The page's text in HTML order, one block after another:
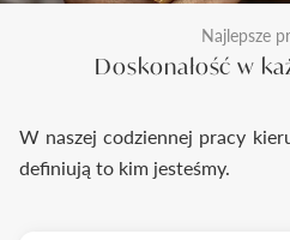
Najlepsze
Doskonałość w
W naszej codziennej pracy
definiują to kim jesteśmy.